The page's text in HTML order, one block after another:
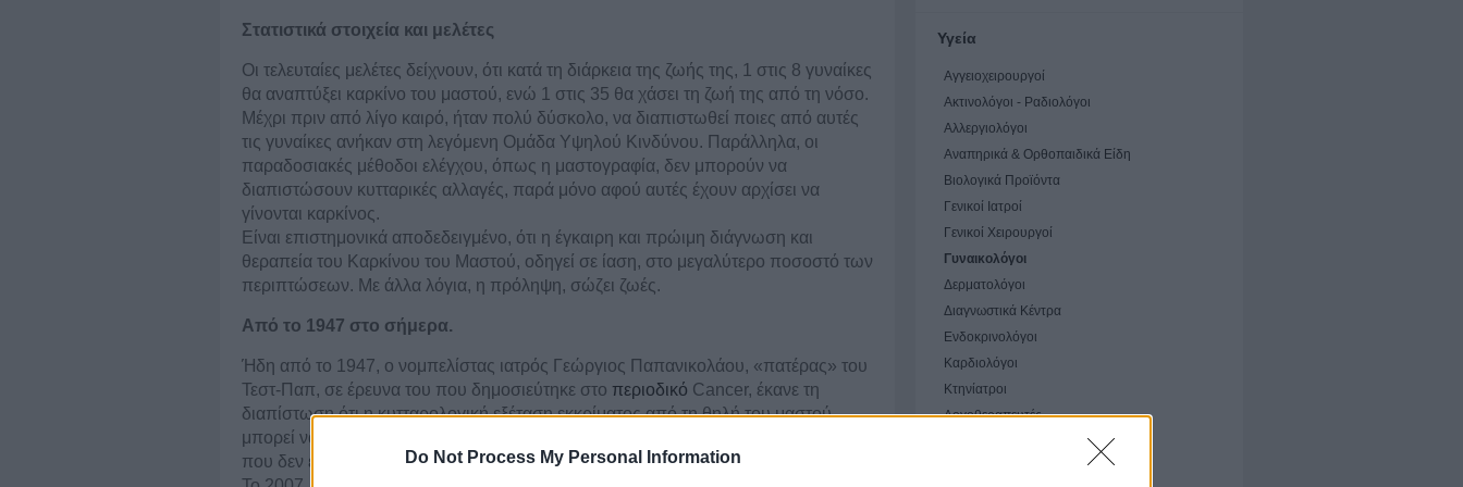
Do Not Process My Personal Information
Στατιστικά στοιχεία και μελέτες
Οι τελευταίες μελέτες δείχνουν, ότι κατά τη διάρκεια της ζωής της, 1 στις 8 γυναίκες
θα αναπτύξει καρκίνο του μαστού, ενώ 1 στις 35 θα χάσει τη ζωή της από τη νόσο.
Μέχρι πριν από λίγο καιρό, ήταν πολύ δύσκολο, να διαπιστωθεί ποιες από αυτές
τις γυναίκες ανήκαν στη λεγόμενη Ομάδα Υψηλού Κινδύνου. Παράλληλα, οι
παραδοσιακές μέθοδοι ελέγχου, όπως η μαστογραφία, δεν μπορούν να
διαπιστώσουν κυτταρικές αλλαγές, παρά μόνο αφού αυτές έχουν αρχίσει να
γίνονται καρκίνος.
Είναι επιστημονικά αποδεδειγμένο, ότι η έγκαιρη και πρώιμη διάγνωση και
θεραπεία του Καρκίνου του Μαστού, οδηγεί σε ίαση, στο μεγαλύτερο ποσοστό των
περιπτώσεων. Με άλλα λόγια, η πρόληψη, σώζει ζωές.
Από το 1947 στο σήμερα.
Ήδη από το 1947, ο νομπελίστας ιατρός Γεώργιος Παπανικολάου, «πατέρας» του
Τεστ-Παπ, σε έρευνα του που δημοσιεύτηκε στο περιοδικό Cancer, έκανε τη
διαπίστωση ότι η κυτταρολογική εξέταση εκκρίματος από τη θηλή του μαστού,
μπορεί να ανιχνεύσει καρκινικά κύτταρα ή και «άτυπα» κύτταρα –δηλαδή κύτταρα
που δεν είναι σωστά- προτού αυτά εξελιχθούν σε καρκινικά.
Υγεία
Αγγειοχειρουργοί
Ακτινολόγοι - Ραδιολόγοι
Αλλεργιολόγοι
Αναπηρικά & Ορθοπαιδικά Είδη
Βιολογικά Προϊόντα
Γενικοί Ιατροί
Γενικοί Χειρουργοί
Γυναικολόγοι
Δερματολόγοι
Διαγνωστικά Κέντρα
Ενδοκρινολόγοι
Καρδιολόγοι
Κτηνίατροι
Λογοθεραπευτές
Νοσηλεία & εξετάσεις κατ' οίκον